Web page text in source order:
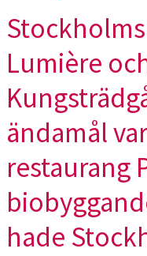
Lumière
ändamål
restaurang
hade